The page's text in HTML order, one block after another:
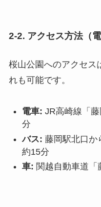
2-2. アクセス方法（
桜山公園へのアクセス
れも可能です。
電車: JR高崎線「
分
バス: 藤岡駅北口か
約15分
車: 関越自動車道「